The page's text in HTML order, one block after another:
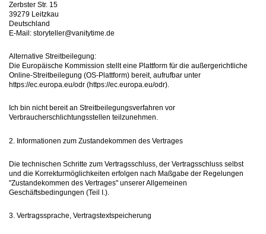
Zerbster Str. 15
39279 Leitzkau
Deutschland
E-Mail: storyteller@vanitytime.de
Alternative Streitbeilegung:
Die Europäische Kommission stellt eine Plattform für die außergerichtliche
Online-Streitbeilegung (OS-Plattform) bereit, aufrufbar unter
https://ec.europa.eu/odr (https://ec.europa.eu/odr).
Ich bin nicht bereit an Streitbeilegungsverfahren vor
Verbraucherschlichtungsstellen teilzunehmen.
2. Informationen zum Zustandekommen des Vertrages
Die technischen Schritte zum Vertragsschluss, der Vertragsschluss selbst
und die Korrekturmöglichkeiten erfolgen nach Maßgabe der Regelungen
"Zustandekommen des Vertrages" unserer Allgemeinen
Geschäftsbedingungen (Teil I.).
3. Vertragssprache, Vertragstextspeicherung